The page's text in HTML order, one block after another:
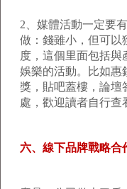
2、媒體活動一定要
做：錢雖小，但可以
度，這個里面包括與
娛樂的活動。比如惠
獎，貼吧蓋樓，論壇
處，歡迎讀者自行查
六、線下品牌戰略合